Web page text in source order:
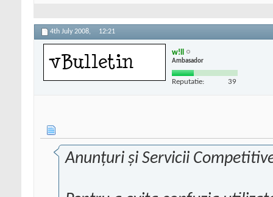
4th July 2008, 12:21
w!ll
Ambasador
Reputatie: 39
Anunţuri şi Servicii